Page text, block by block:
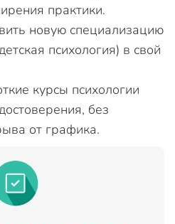
практики.
новую специализацию
психология) в свой
курсы психологии
без
от графика.